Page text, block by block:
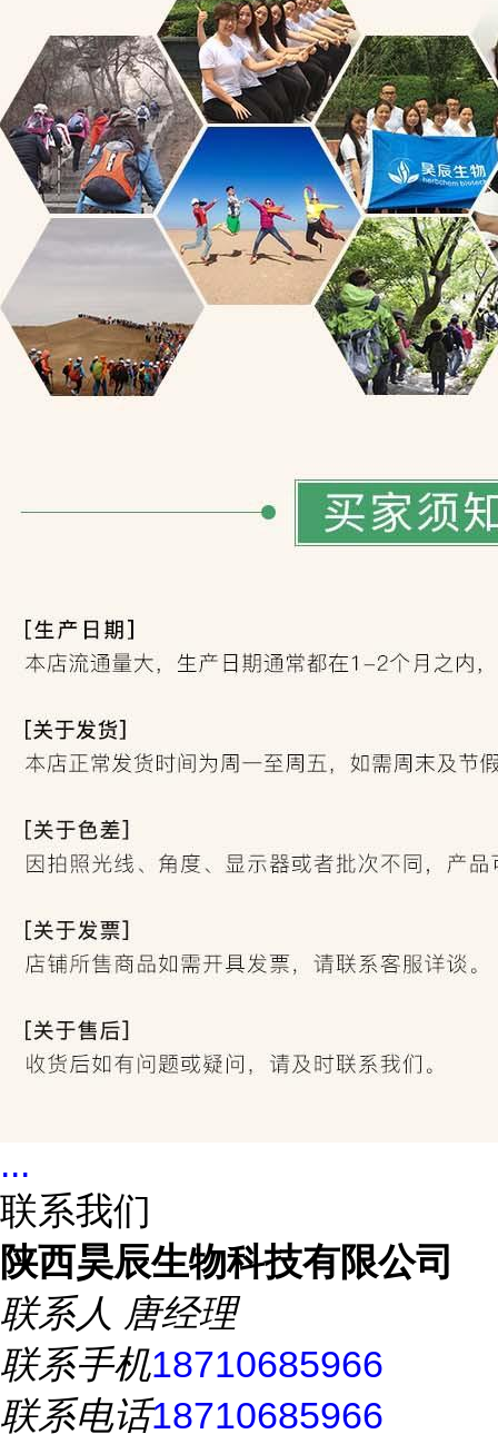
...
联系我们
陕西昊辰生物科技有限公司
联系人 唐经理
联系手机18710685966
联系电话18710685966